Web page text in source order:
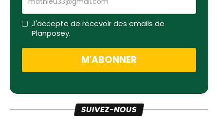
J'accepte de recevoir des emails de
Planposey.
SUIVEZ-NOUS